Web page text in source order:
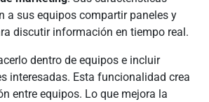
a sus equipos compartir paneles y
discutir información en tiempo real.
dentro de equipos e incluir
interesadas. Esta funcionalidad crea
entre equipos. Lo que mejora la